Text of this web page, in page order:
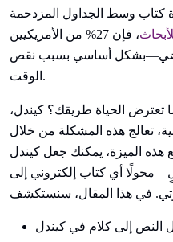
كتاب وسط الجداول المزدحمة
، فإن 27% من الأمريكيين
أساسي بسبب نقص
الوقت.
تعترض الحياة طريقك؟ كيندل،
تعالج هذه المشكلة من خلال
هذه الميزة، يمكنك جعل كيندل
أي كتاب إلكتروني إلى